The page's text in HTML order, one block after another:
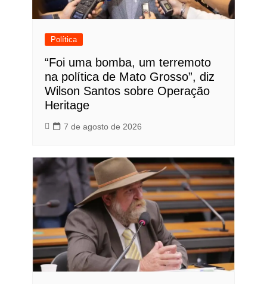
Política
“Foi uma bomba, um terremoto
na política de Mato Grosso”, diz
Wilson Santos sobre Operação
Heritage
7 de agosto de 2026